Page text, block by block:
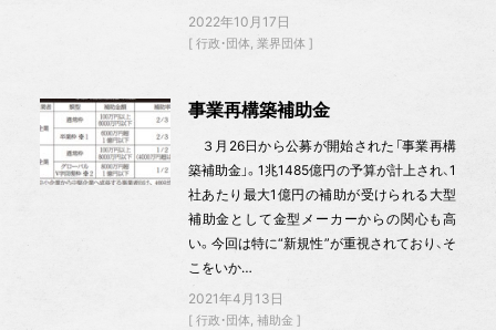
2022年10月17日
行政・団体 業界団体
事業再構築補助金
３月26日から公募が開始された「事業再構
築補助金」。1兆1485億円の予算が計上され、1
社あたり最大1億円の補助が受けられる大型
補助金として金型メーカーからの関心も高
い。今回は特に“新規性”が重視されており、そ
こをいか…
2021年4月13日
行政・団体 補助金